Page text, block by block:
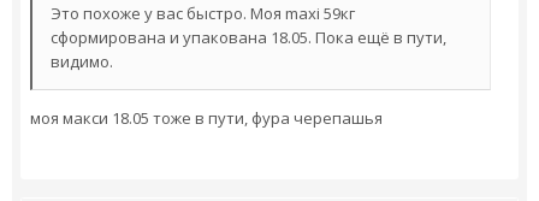
Это похоже у вас быстро. Моя maxi 59кг
сформирована и упакована 18.05. Пока ещё в пути,
видимо.
моя макси 18.05 тоже в пути, фура черепашья